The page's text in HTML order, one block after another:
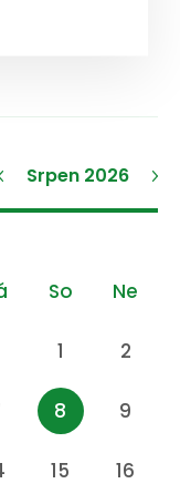
Srpen 2026
So Ne
1 2
8 9
15 16